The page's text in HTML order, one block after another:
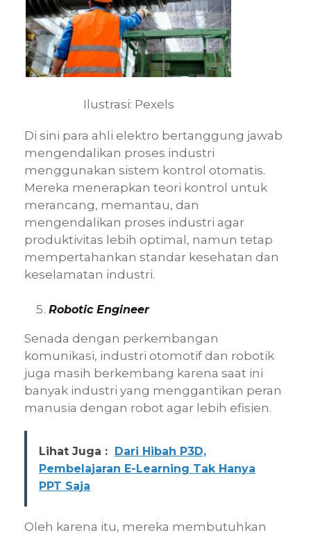
Ilustrasi: Pexels
Di sini para ahli elektro bertanggung jawab
mengendalikan proses industri
menggunakan sistem kontrol otomatis.
Mereka menerapkan teori kontrol untuk
merancang, memantau, dan
mengendalikan proses industri agar
produktivitas lebih optimal, namun tetap
mempertahankan standar kesehatan dan
keselamatan industri.
Robotic Engineer
Senada dengan perkembangan
komunikasi, industri otomotif dan robotik
juga masih berkembang karena saat ini
banyak industri yang menggantikan peran
manusia dengan robot agar lebih efisien.
Lihat Juga :
Dari Hibah P3D,
Pembelajaran E-Learning Tak Hanya
PPT Saja
Oleh karena itu, mereka membutuhkan